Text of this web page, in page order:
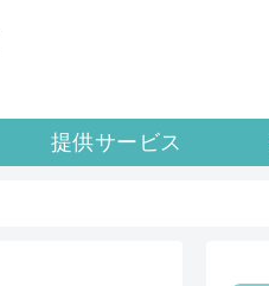
提供サービス